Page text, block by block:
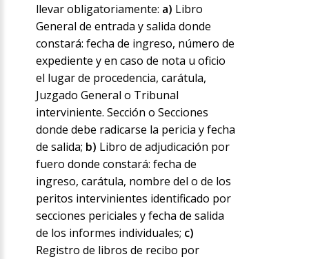
llevar obligatoriamente: a) Libro
General de entrada y salida donde
constará: fecha de ingreso, número de
expediente y en caso de nota u oficio
el lugar de procedencia, carátula,
Juzgado General o Tribunal
interviniente. Sección o Secciones
donde debe radicarse la pericia y fecha
de salida; b) Libro de adjudicación por
fuero donde constará: fecha de
ingreso, carátula, nombre del o de los
peritos intervinientes identificado por
secciones periciales y fecha de salida
de los informes individuales; c)
Registro de libros de recibo por